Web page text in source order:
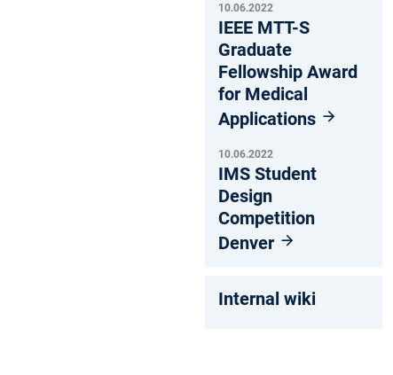
10.06.2022
IEEE MTT-S
Graduate
Fellowship Award
for Medical
Applications
10.06.2022
IMS Student
Design
Competition
Denver
Internal wiki